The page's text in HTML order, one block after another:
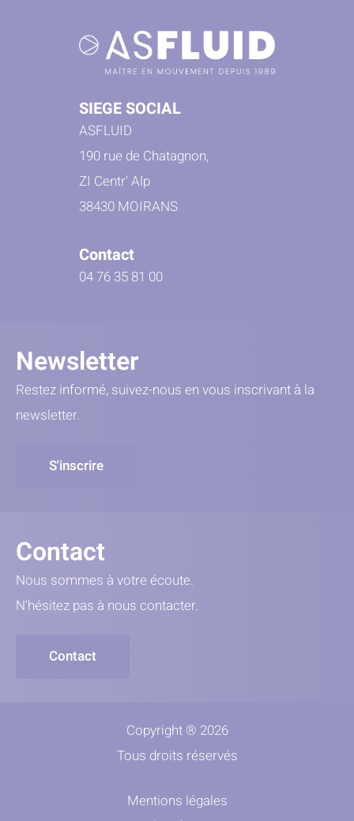
SIEGE SOCIAL
ASFLUID
190 rue de Chatagnon,
ZI Centr' Alp
38430 MOIRANS
Contact
04 76 35 81 00
Newsletter
Restez informé, suivez-nous en vous inscrivant à la
newsletter.
S'inscrire
Contact
Nous sommes à votre écoute.
N'hésitez pas à nous contacter.
Contact
Copyright ® 2026
Tous droits réservés
Mentions légales